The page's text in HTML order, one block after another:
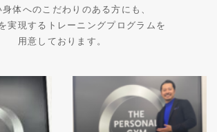
身体へのこだわりのある方にも、
実現するトレーニングプログラムを
用意しております。